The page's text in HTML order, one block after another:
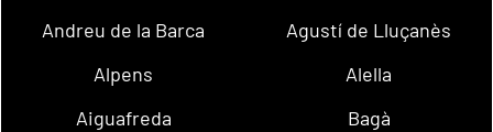
Andreu de la Barca
Agustí de Lluçanès
Alpens
Alella
Aiguafreda
Bagà